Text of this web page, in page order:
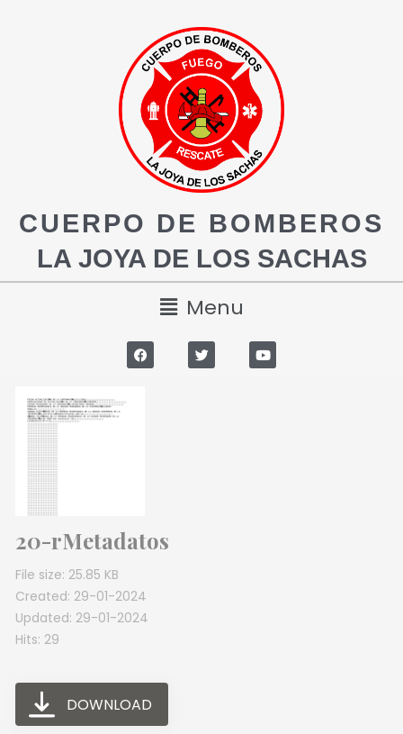
CUERPO DE BOMBEROS
LA JOYA DE LOS SACHAS
Menu
20-rMetadatos
File size: 25.85 KB
Created: 29-01-2024
Updated: 29-01-2024
Hits: 29
DOWNLOAD